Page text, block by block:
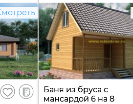
Сохранить
В
сравнение
Баня из бруса с
мансардой 6 на 8